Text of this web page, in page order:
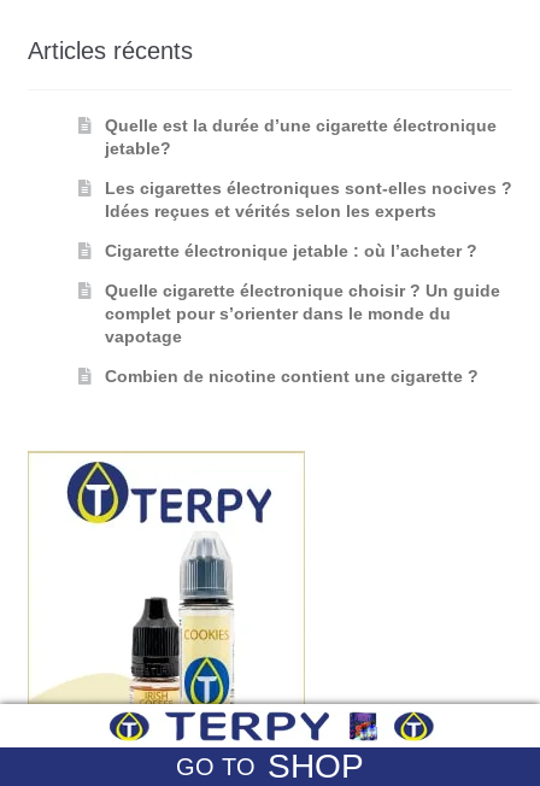
Articles récents
Quelle est la durée d’une cigarette électronique
jetable?
Les cigarettes électroniques sont-elles nocives ?
Idées reçues et vérités selon les experts
Cigarette électronique jetable : où l’acheter ?
Quelle cigarette électronique choisir ? Un guide
complet pour s’orienter dans le monde du
vapotage
Combien de nicotine contient une cigarette ?
GO TO SHOP